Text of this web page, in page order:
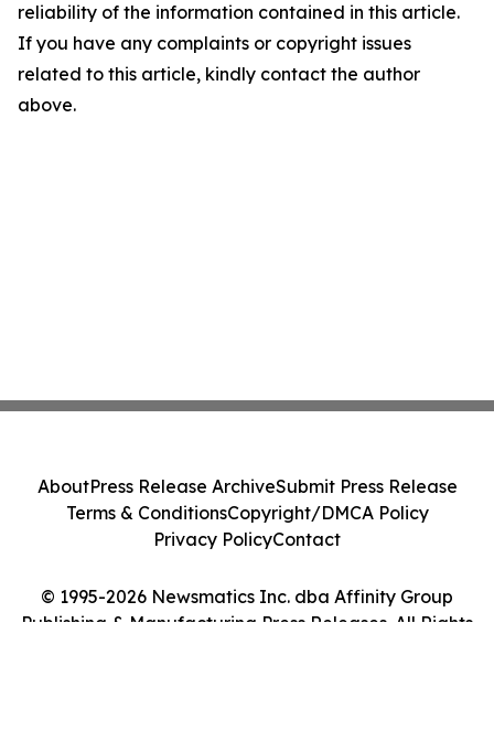
reliability of the information contained in this article.
If you have any complaints or copyright issues
related to this article, kindly contact the author
above.
© 1995-2026 Newsmatics Inc. dba Affinity Group
Publishing & Manufacturing Press Releases. All Rights
AboutPress Release ArchiveSubmit Press Release
Terms & ConditionsCopyright/DMCA Policy
Privacy PolicyContact